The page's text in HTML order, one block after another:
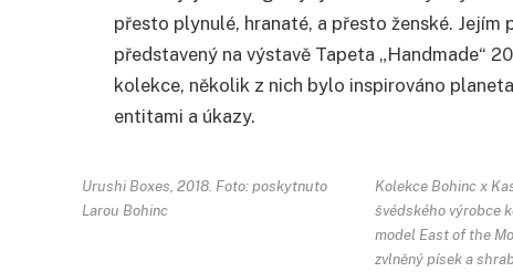
přesto plynulé, hranaté, a přesto ženské.
představený na výstavě Tapeta „Handmade“
kolekce, několik z nich bylo inspirováno
entitami a úkazy.
Urushi Boxes, 2018. Foto: poskytnuto
Larou Bohinc
Kolekce Bohinc x
švédského výrobce
model East of the
zvlněný písek a